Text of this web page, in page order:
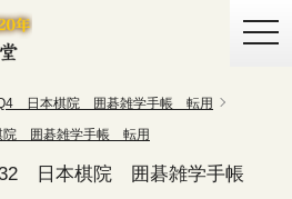
Q4 日本棋院 囲碁雑学手帳 転用
院 囲碁雑学手帳 転用
日本棋院 囲碁雑学手帳